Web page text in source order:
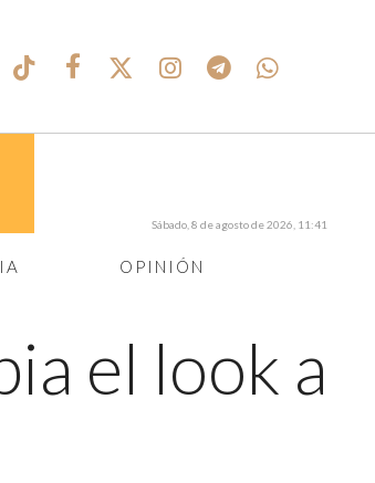
OPINIÓN
Sábado, 8 de agosto de 2026, 11:41
el look a